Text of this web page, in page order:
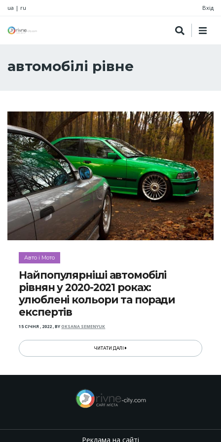
ua | ru Вхід
автомобілі рівне
Авто і Мото
Найпопулярніші автомобілі
рівнян у 2020-2021 роках:
улюблені кольори та поради
експертів
15 СІЧНЯ , 2022,BYOKSANA SEMENYUK
ЧИТАТИ ДАЛІ
Реклама на сайті